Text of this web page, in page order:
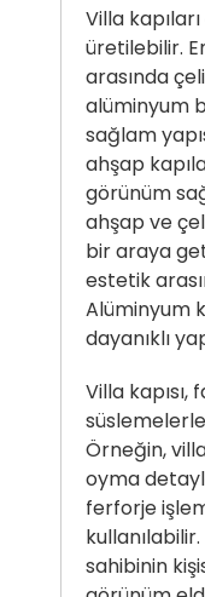
Villa
üretilebilir.
arasında
alüminyum
sağlam
ahşap
görünüm
ahşap ve
bir araya
estetik
Alüminyum
dayanıklı
Villa kapısı,
Örneğin,
oyma
ferforje
sahibinin